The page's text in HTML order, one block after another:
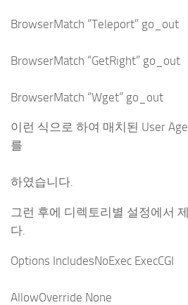
BrowserMatch “Teleport”
BrowserMatch “GetRight”
BrowserMatch “Wget” go_out
이런 식으로 하여 매치된 User
를
하였습니다.
그런 후에 디렉토리별 설정에서
다.
Options IncludesNoExec
AllowOverride None